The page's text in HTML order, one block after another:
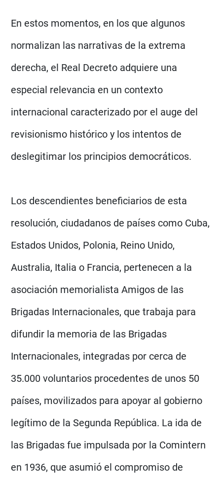
En estos momentos, en los que algunos
normalizan las narrativas de la extrema
derecha, el Real Decreto adquiere una
especial relevancia en un contexto
internacional caracterizado por el auge del
revisionismo histórico y los intentos de
deslegitimar los principios democráticos.
Los descendientes beneficiarios de esta
resolución, ciudadanos de países como Cuba,
Estados Unidos, Polonia, Reino Unido,
Australia, Italia o Francia, pertenecen a la
asociación memorialista Amigos de las
Brigadas Internacionales, que trabaja para
difundir la memoria de las Brigadas
Internacionales, integradas por cerca de
35.000 voluntarios procedentes de unos 50
países, movilizados para apoyar al gobierno
legítimo de la Segunda República. La ida de
las Brigadas fue impulsada por la Comintern
en 1936, que asumió el compromiso de